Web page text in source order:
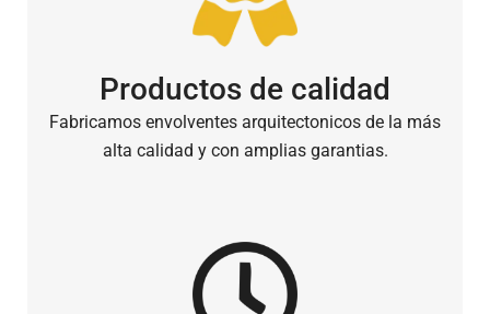
Productos de calidad
Fabricamos envolventes arquitectonicos de la más
alta calidad y con amplias garantias.